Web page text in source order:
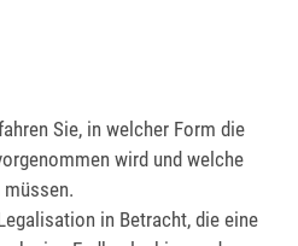
Sie, in welcher Form die
wird und welche
in Betracht, die eine